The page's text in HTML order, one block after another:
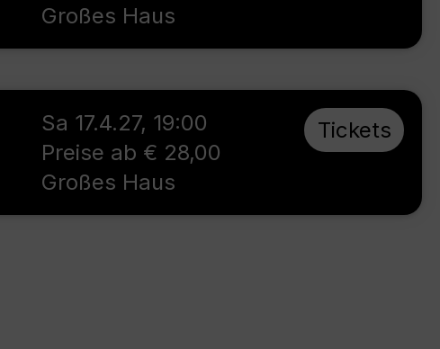
Großes Haus
Sa 17.4.27, 19:00
Preise ab € 28,00
Großes Haus
Tickets